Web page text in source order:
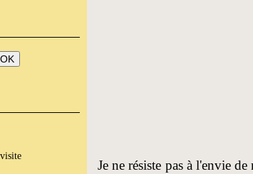
Je ne résiste pas à l'envie